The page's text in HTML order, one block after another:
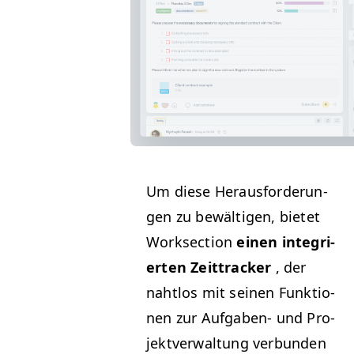
Um diese Her­aus­forderun­
gen zu bewälti­gen, bietet
Work­sec­tioneinen inte­gri­
erten Zeit­track­er , der
naht­los mit seinen Funk­tio­
nen zur Auf­gaben- und Pro­
jek­tver­wal­tung ver­bun­den